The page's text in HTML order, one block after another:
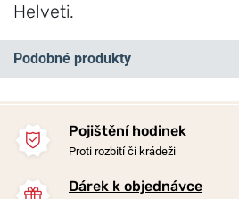
Helveti.
Podobné produkty
Pojištění hodinek
Proti rozbití či krádeži
Dárek k objednávce